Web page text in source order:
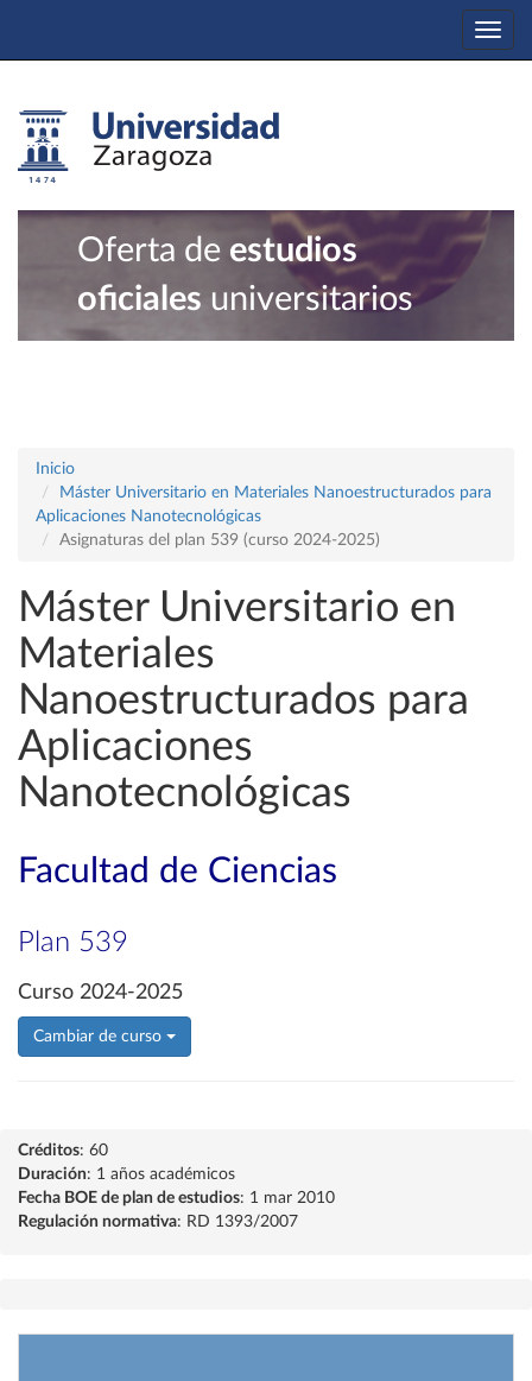
Oferta de estudios
oficiales universitarios
Inicio
Máster Universitario en Materiales Nanoestructurados para
Aplicaciones Nanotecnológicas
Asignaturas del plan 539 (curso 2024-2025)
Máster Universitario en
Materiales
Nanoestructurados para
Aplicaciones
Nanotecnológicas
Facultad de Ciencias
Plan 539
Curso 2024-2025
Cambiar de curso
Créditos: 60
Duración: 1 años académicos
Fecha BOE de plan de estudios: 1 mar 2010
Regulación normativa: RD 1393/2007